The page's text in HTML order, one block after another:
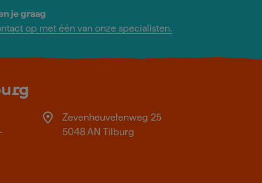
je graag
op met één van onze specialisten.
Zevenheuvelenweg 25
5048 AN Tilburg